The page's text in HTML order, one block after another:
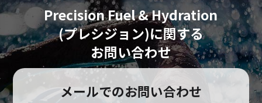
Precision Fuel & Hydration
(プレシジョン)に関する
お問い合わせ
メールでのお問い合わせ